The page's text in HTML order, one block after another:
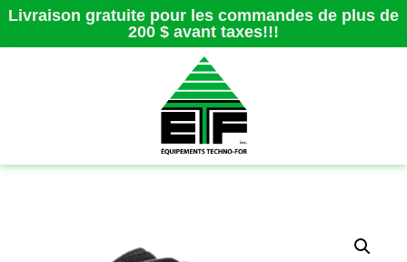
Livraison gratuite pour les commandes de plus de
200 $ avant taxes!!!